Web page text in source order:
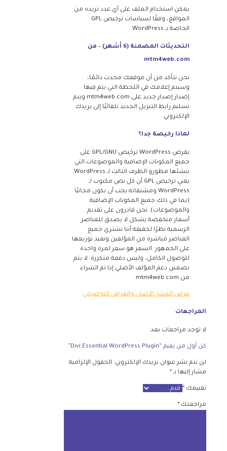
يمكن استخدام الملف على أي عدد تريده من
المواقع، وفقًا لسياسات ترخيص GPL
الخاصة بـ WordPress.
التحديثات المضمنة (6 أشهر) – من
mtm4web.com
نحن نتأكد من أن موقعك محدث دائمًا،
وسيتم إعلامك في اللحظة التي يتم فيها
إصدار إصدار جديد على mtm4web.com ويتم
تسليم رابط التنزيل الجديد تلقائيًا إلى بريدك
الإلكتروني.
لماذا رخيصة جدا؟
يفرض WordPress ترخيص GPL/GNU على
جميع المكونات الإضافية والموضوعات التي
ينشئها مطورو الطرف الثالث لـ WordPress.
يعني ترخيص GPL أن كل نص مكتوب لـ
WordPress ومشتقاته يجب أن يكون مجانيًا
(بما في ذلك جميع المكونات الإضافية
والموضوعات). نحن قادرون على تقديم
أسعار منخفضة بشكل لا يصدق للعناصر
الرسمية نظرًا لحقيقة أننا نشتري جميع
العناصر مباشرة من المؤلفين ونعيد توزيعها
على الجمهور. السعر هو سعر لمرة واحدة
للوصول الكامل، وليس دفعة متكررة. لا يتم
تضمين دعم المؤلف الأصلي إذا تم الشراء
من mtm4web.com.
عرض المنتج الأصلي والعرض التوضيحي
المراجعات
لا توجد مراجعات بعد.
كن أول من يقيم “Divi Essential WordPress Plugin”
لن يتم نشر عنوان بريدك الإلكتروني.
الحقول الإلزامية
مشار إليها بـ *
تقييمك *
مراجعتك *